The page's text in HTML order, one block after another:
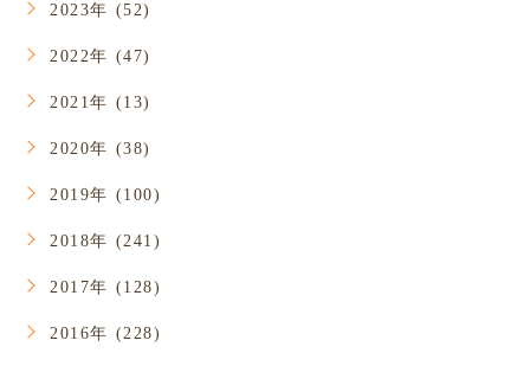
2023年 (52)
2022年 (47)
2021年 (13)
2020年 (38)
2019年 (100)
2018年 (241)
2017年 (128)
2016年 (228)